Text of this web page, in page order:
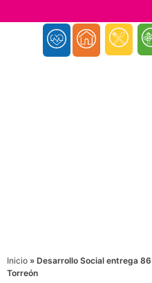
Inicio » Desarrollo Social entrega
Torreón